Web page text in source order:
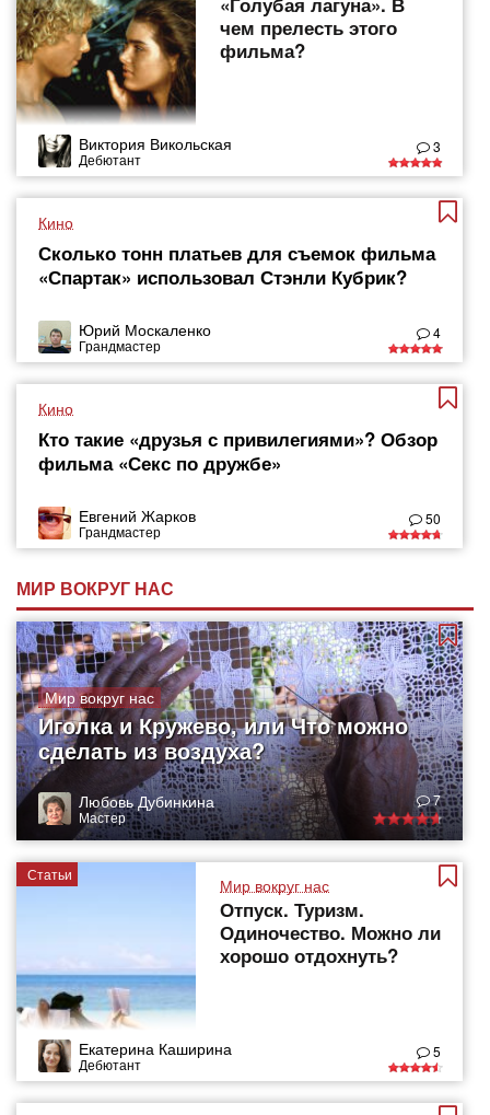
чем прелесть этого
фильма?
Виктория Викольская
Дебютант
3
Кино
Сколько тонн платьев для съемок фильма
«Спартак» использовал Стэнли Кубрик?
Юрий Москаленко
Грандмастер
4
Кино
Кто такие «друзья с привилегиями»? Обзор
фильма «Секс по дружбе»
Евгений Жарков
Грандмастер
50
МИР ВОКРУГ НАС
Мир вокруг нас
Иголка и Кружево, или Что можно
сделать из воздуха?
Любовь Дубинкина
Мастер
7
Статьи
Мир вокруг нас
Отпуск. Туризм.
Одиночество. Можно ли
хорошо отдохнуть?
Екатерина Каширина
Дебютант
5